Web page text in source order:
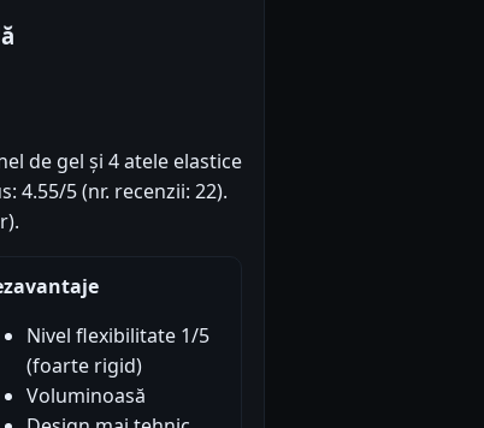
de gel și 4 atele elastice
4.55/5 (nr. recenzii: 22).
Nivel flexibilitate 1/5
(foarte rigid)
Voluminoasă